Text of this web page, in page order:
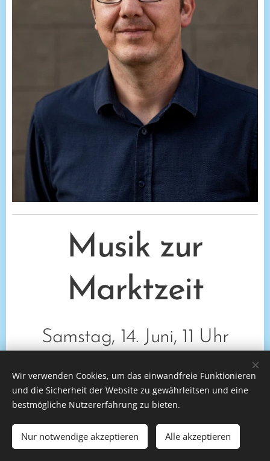
Musik zur
Marktzeit
Samstag, 14. Juni, 11 Uhr
Joachim Fontaine, Orgel
Charly Kallenborn, Texte
Wir laden herzlich ein zur letzten "Musik zur Marktzeit" vor
der Sommerpause. Der Eintritt ist frei, Spenden sind
Wir verwenden Cookies, um das einwandfreie Funktionieren
und die Sicherheit der Website zu gewährleitsen und eine
bestmögliche Nutzererfahrung zu bieten.
Nur notwendige akzeptieren Alle akzeptieren